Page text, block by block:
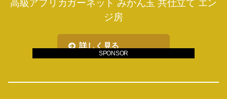
高級アフリカガーネット みかん玉 共仕立て エン
ジ房
詳しく見る
SPONSOR